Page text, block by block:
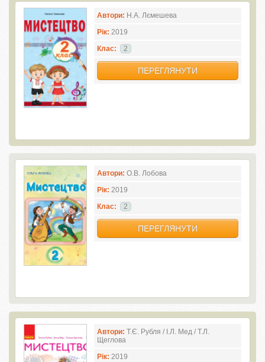
Автори: Н.А. Лємешева
Рік: 2019
Клас:
2
ПЕРЕГЛЯНУТИ
Автори: О.В. Лобова
Рік: 2019
Клас:
2
ПЕРЕГЛЯНУТИ
Автори: Т.Є. Рубля / І.Л. Мед / Т.Л.
Щеглова
Рік: 2019